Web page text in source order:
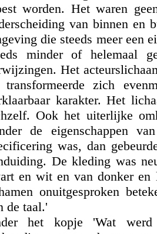
worden. Het waren
van binnen en
die steeds meer een
minder of helemaal
Het
transformeerde zich
karakter. Het
Ook het uiterlijke
de eigenschappen
was, dan
De kleding was
en wit en van donker en
onuitgesproken
de taal.'
het kopje 'Wat